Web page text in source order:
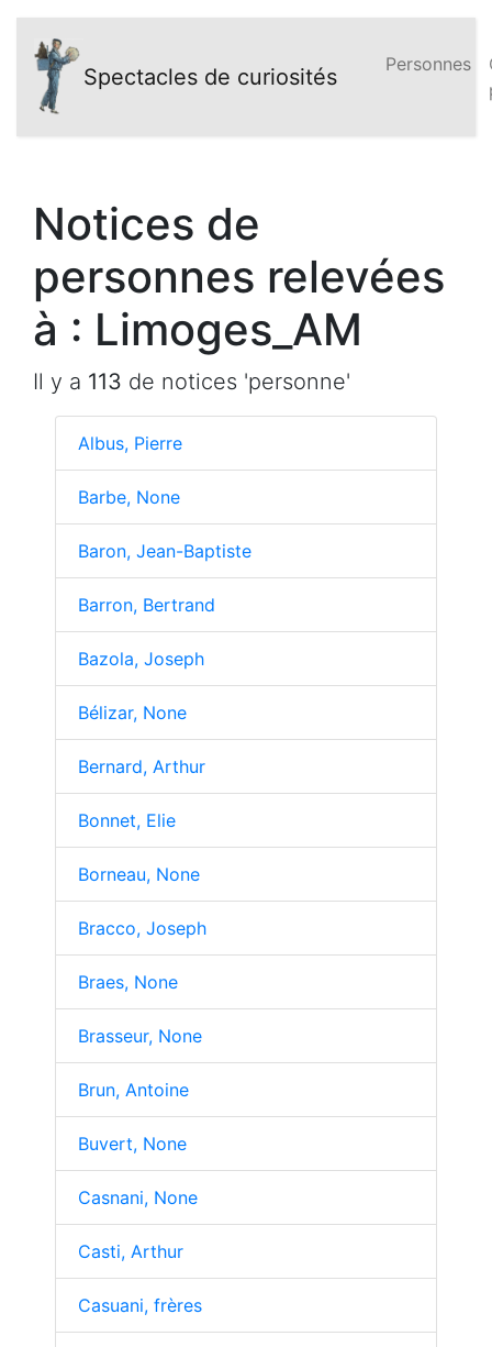
Spectacles de curiosités Personnes
Notices de
personnes relevées
à : Limoges_AM
Il y a 113 de notices 'personne'
Albus, Pierre
Barbe, None
Baron, Jean-Baptiste
Barron, Bertrand
Bazola, Joseph
Bélizar, None
Bernard, Arthur
Bonnet, Elie
Borneau, None
Bracco, Joseph
Braes, None
Brasseur, None
Brun, Antoine
Buvert, None
Casnani, None
Casti, Arthur
Casuani, frères